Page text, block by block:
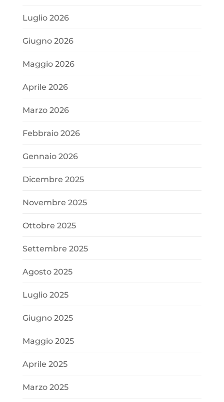
Luglio 2026
Giugno 2026
Maggio 2026
Aprile 2026
Marzo 2026
Febbraio 2026
Gennaio 2026
Dicembre 2025
Novembre 2025
Ottobre 2025
Settembre 2025
Agosto 2025
Luglio 2025
Giugno 2025
Maggio 2025
Aprile 2025
Marzo 2025